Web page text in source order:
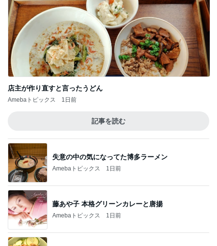
店主が作り直すと言ったうどん
Amebaトピックス 1日前
記事を読む
失意の中の気になってた博多ラーメン
Amebaトピックス 1日前
藤あや子 本格グリーンカレーと唐揚
Amebaトピックス 1日前